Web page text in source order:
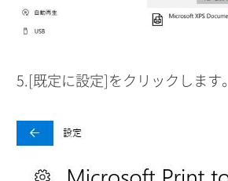
5.[既定に設定]をクリックします。